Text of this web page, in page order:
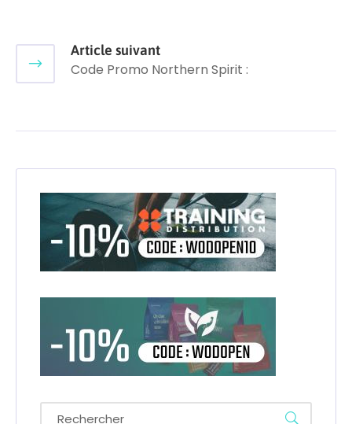
Article suivant
Code Promo Northern Spirit :